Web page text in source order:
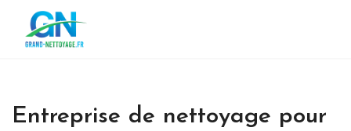
Entreprise de nettoyage pour